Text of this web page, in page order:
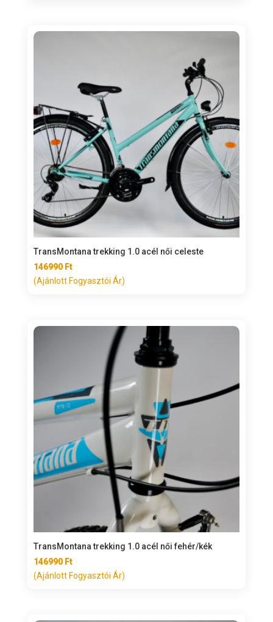
TransMontana trekking 1.0 acél női celeste
146990 Ft
(Ajánlott Fogyasztói Ár)
TransMontana trekking 1.0 acél női fehér/kék
146990 Ft
(Ajánlott Fogyasztói Ár)